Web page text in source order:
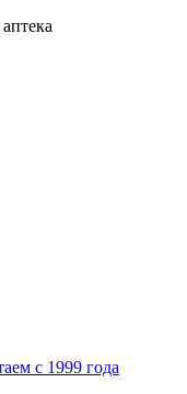
с 1999 года